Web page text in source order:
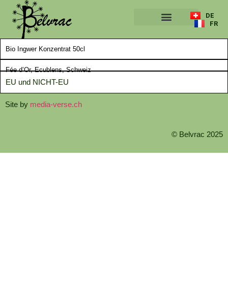
DE
FR
Bio Ingwer Konzentrat 50cl
Fée d’Or, Ecublens, Schweiz
EU und NICHT-EU
Site by media-verse.ch
© Belvrac 2025